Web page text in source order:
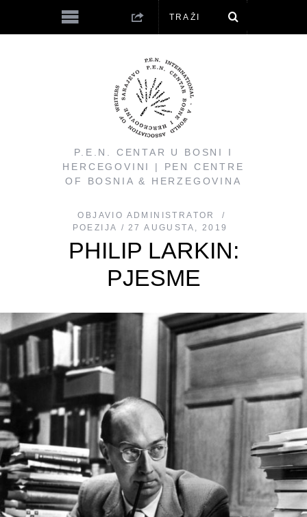
P.E.N. CENTAR U BOSNI I
HERCEGOVINI | PEN CENTRE
OF BOSNIA & HERZEGOVINA
OBJAVIO ADMINISTRATOR
POEZIJA
27 AUGUSTA, 2019
PHILIP LARKIN:
PJESME